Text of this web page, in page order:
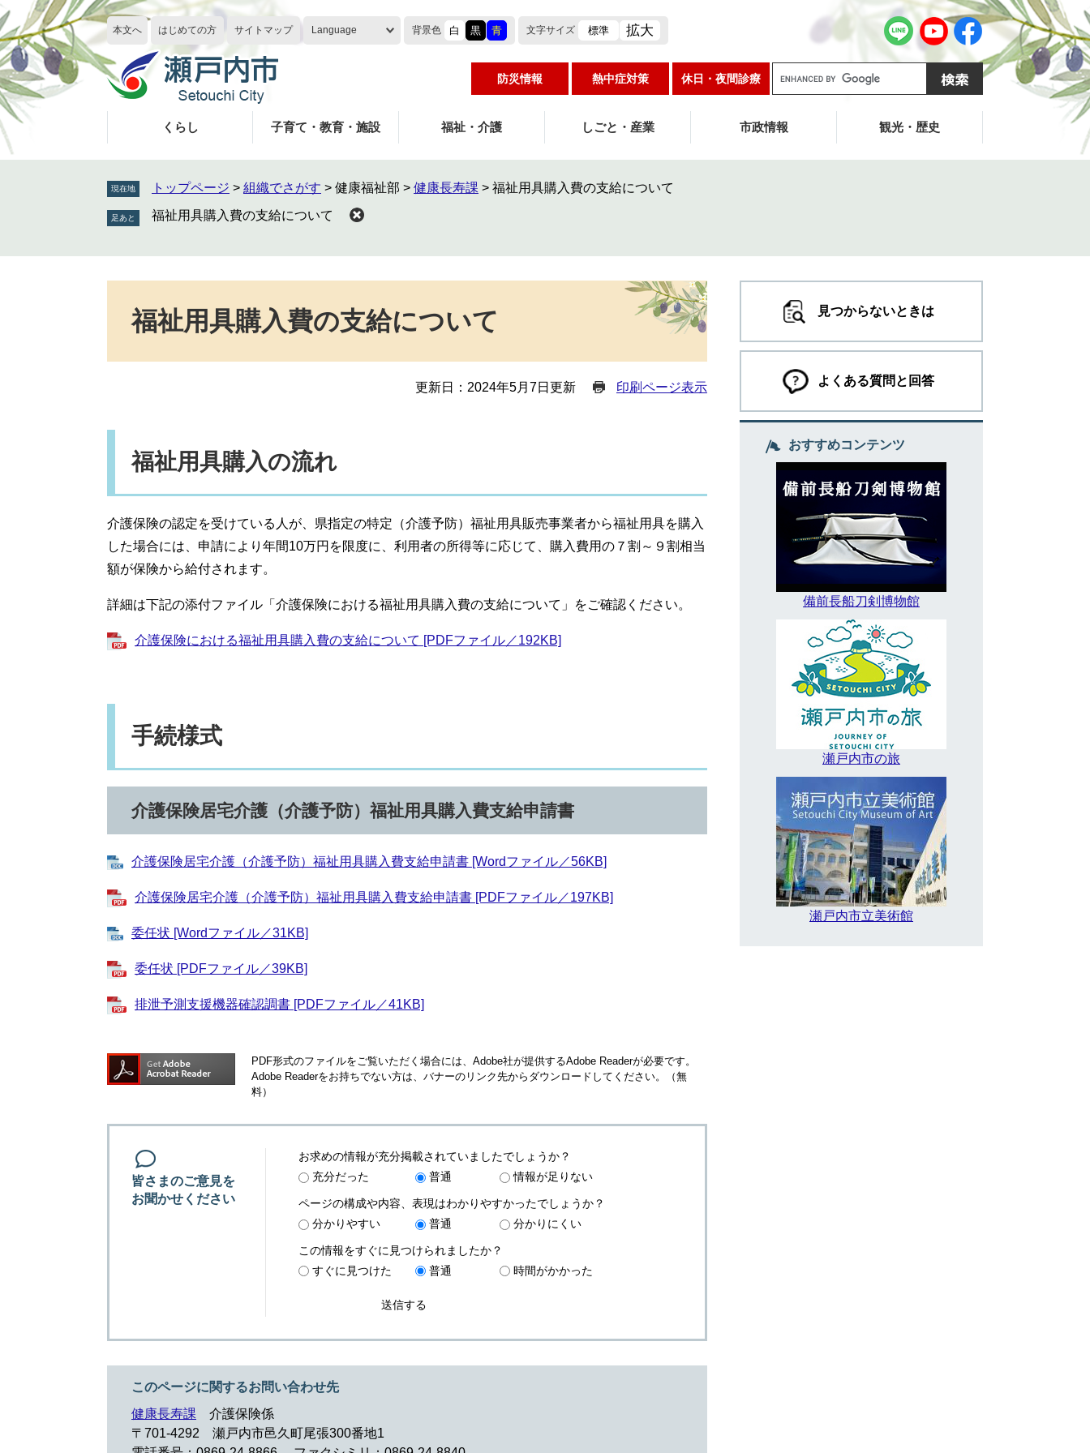
ペ
ー
ジ
の
先
頭
で
す
メ
ニ
ュ
ー
を
飛
ば
し
本文へ はじめての方 サイトマップ Language 背景色 白 黒 青 文字サイズ 標準 拡大
防災情報 熱中症対策 休日・夜間診療
g
e
くらし 子育て・教育・施設 福祉・介護 しごと・産業 市政情報 観光・歴史
現在地 トップページ > 組織でさがす > 健康福祉部 > 健康長寿課 > 福祉用具購入費の支給について
福祉用具購入費の支給について
福祉用具購入費の支給について
更新日：2024年5月7日更新 印刷ページ表示
福祉用具購入の流れ
介護保険の認定を受けている人が、県指定の特定（介護予防）福祉用具販売事業者から福祉用具を購入
した場合には、申請により年間10万円を限度に、利用者の所得等に応じて、購入費用の７割～９割相当
額が保険から給付されます。
詳細は下記の添付ファイル「介護保険における福祉用具購入費の支給について」をご確認ください。
介護保険における福祉用具購入費の支給について [PDFファイル／192KB]
手続様式
介護保険居宅介護（介護予防）福祉用具購入費支給申請書
介護保険居宅介護（介護予防）福祉用具購入費支給申請書 [Wordファイル／56KB]
介護保険居宅介護（介護予防）福祉用具購入費支給申請書 [PDFファイル／197KB]
委任状 [Wordファイル／31KB]
委任状 [PDFファイル／39KB]
排泄予測支援機器確認調書 [PDFファイル／41KB]
PDF形式のファイルをご覧いただく場合には、Adobe社が提供するAdobe Readerが必要です。
Adobe Readerをお持ちでない方は、バナーのリンク先からダウンロードしてください。（無
料）
皆さまのご意見を
お聞かせください
お求めの情報が充分掲載されていましたでしょうか？
充分だった
普通 情報が足りない
ページの構成や内容、表現はわかりやすかったでしょうか？
分かりやすい
普通 分かりにくい
この情報をすぐに見つけられましたか？
すぐに見つけた
普通 時間がかかった
このページに関するお問い合わせ先
健康長寿課
介護保険係
〒701-4292 瀬戸内市邑久町尾張300番地1
見つからないときは
よくある質問と回答
おすすめコンテンツ
備前長船刀剣博物館
瀬戸内市の旅
瀬戸内市立美術館